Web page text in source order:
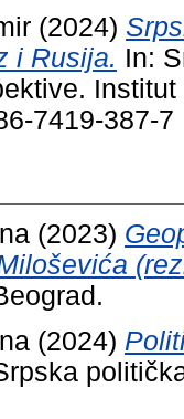
(2024)
i Rusija. In:
7419-387-7
(2023)
(2024)